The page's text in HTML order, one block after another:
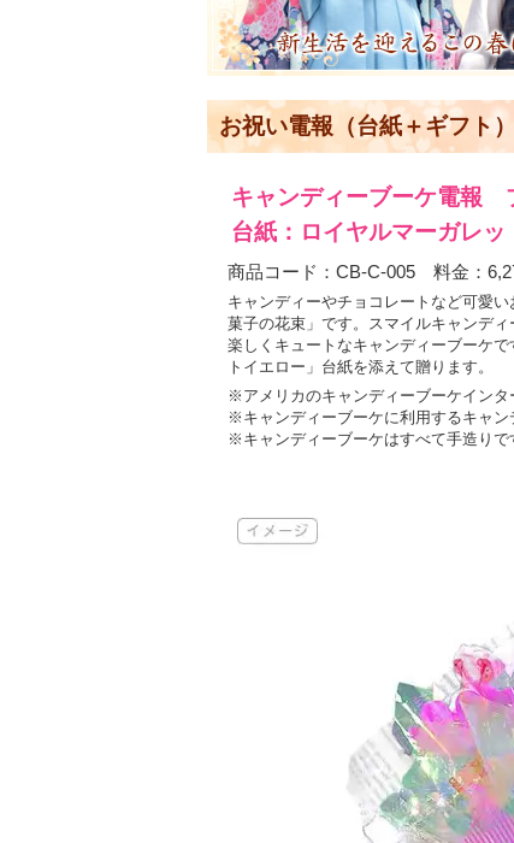
お祝い電報（台紙＋ギフト）
キャンディーブーケ電報
台紙：ロイヤルマーガレッ
商品コード：CB-C-005 料金：
キャンディーやチョコレートなど可愛
菓子の花束」です。スマイルキャンデ
楽しくキュートなキャンディーブーケ
トイエロー」台紙を添えて贈ります。
※アメリカのキャンディーブーケインタ
※キャンディーブーケに利用するキャン
※キャンディーブーケはすべて手造りで